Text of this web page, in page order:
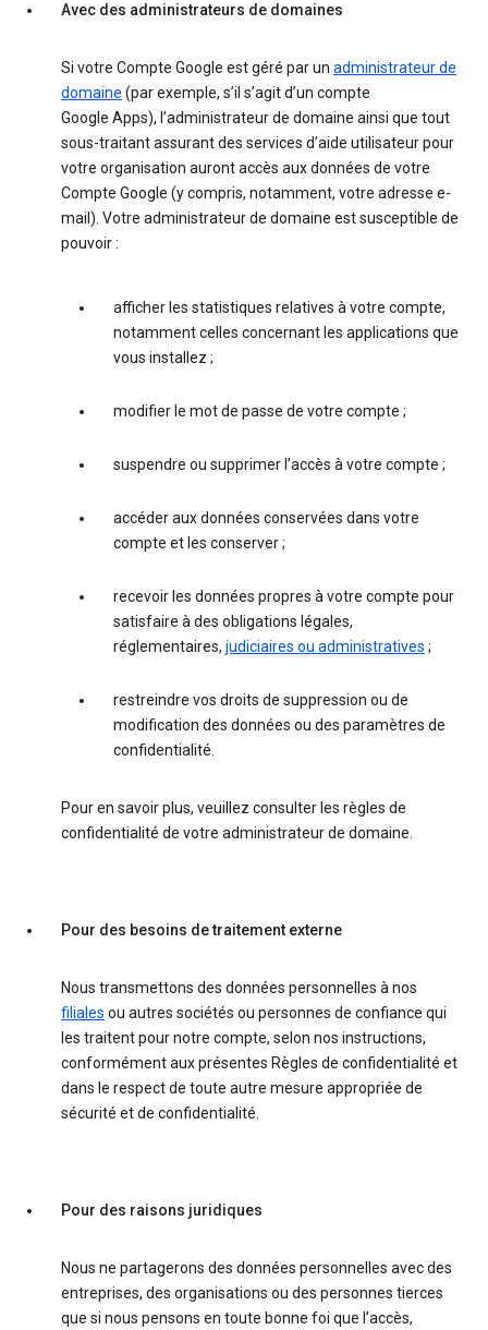
Avec des administrateurs de domaines
Si votre Compte Google est géré par un administrateur de
domaine (par exemple, s’il s’agit d’un compte
Google Apps), l’administrateur de domaine ainsi que tout
sous-traitant assurant des services d’aide utilisateur pour
votre organisation auront accès aux données de votre
Compte Google (y compris, notamment, votre adresse e-
mail). Votre administrateur de domaine est susceptible de
pouvoir :
afficher les statistiques relatives à votre compte,
notamment celles concernant les applications que
vous installez ;
modifier le mot de passe de votre compte ;
suspendre ou supprimer l’accès à votre compte ;
accéder aux données conservées dans votre
compte et les conserver ;
recevoir les données propres à votre compte pour
satisfaire à des obligations légales,
réglementaires, judiciaires ou administratives ;
restreindre vos droits de suppression ou de
modification des données ou des paramètres de
confidentialité.
Pour en savoir plus, veuillez consulter les règles de
confidentialité de votre administrateur de domaine.
Pour des besoins de traitement externe
Nous transmettons des données personnelles à nos
filiales ou autres sociétés ou personnes de confiance qui
les traitent pour notre compte, selon nos instructions,
conformément aux présentes Règles de confidentialité et
dans le respect de toute autre mesure appropriée de
sécurité et de confidentialité.
Pour des raisons juridiques
Nous ne partagerons des données personnelles avec des
entreprises, des organisations ou des personnes tierces
que si nous pensons en toute bonne foi que l’accès,